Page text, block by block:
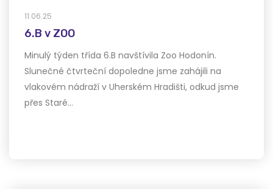
11.06.25
6.B v ZOO
Minulý týden třída 6.B navštívila Zoo Hodonín.
Slunečné čtvrteční dopoledne jsme zahájili na
vlakovém nádraží v Uherském Hradišti, odkud jsme
přes Staré…